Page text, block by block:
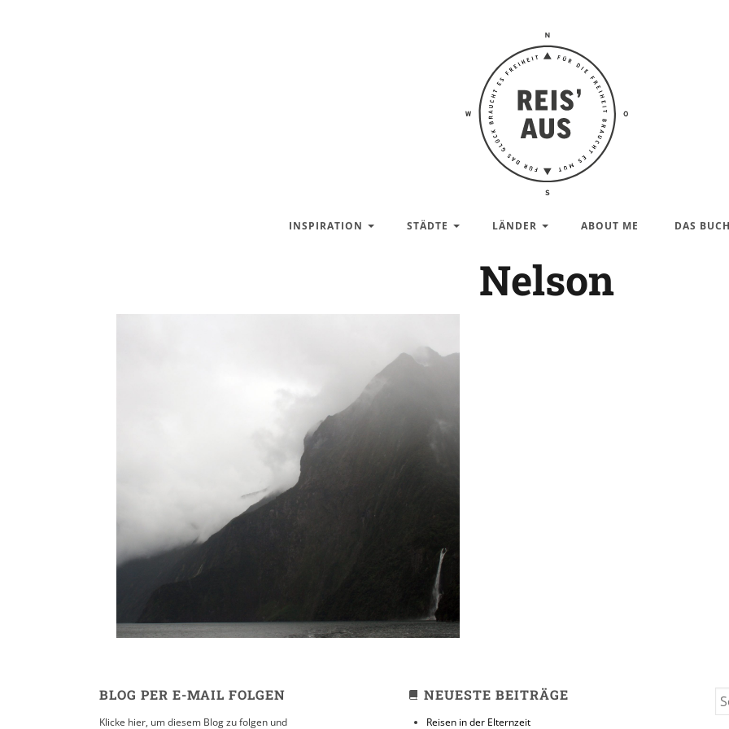
Reis'
aus –
Reiseblog
INSPIRATION STÄDTE LÄNDER ABOUT ME DAS BUCH
Nelson
Die Südinsel // Abel Tasman //
Franz Josef // Milford Sound
2. DEZEMBER 2008
BLOG PER E-MAIL FOLGEN
Klicke hier, um diesem Blog zu folgen und
NEUESTE BEITRÄGE
Reisen in der Elternzeit